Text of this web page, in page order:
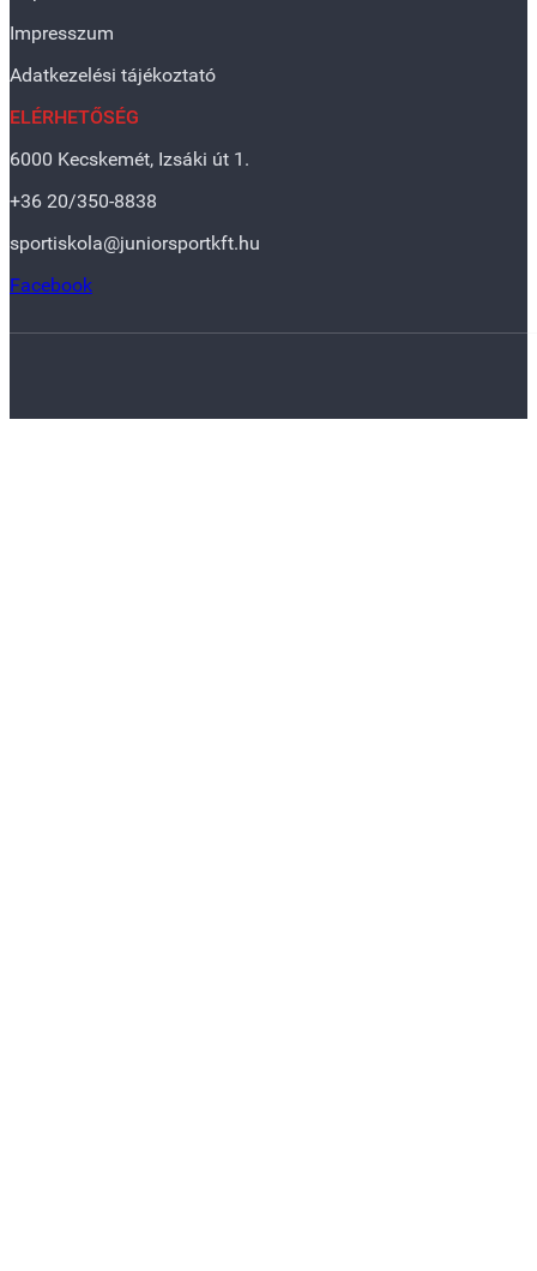
Impresszum
Adatkezelési tájékoztató
ELÉRHETŐSÉG
6000 Kecskemét, Izsáki út 1.
+36 20/350-8838
sportiskola@juniorsportkft.hu
Facebook